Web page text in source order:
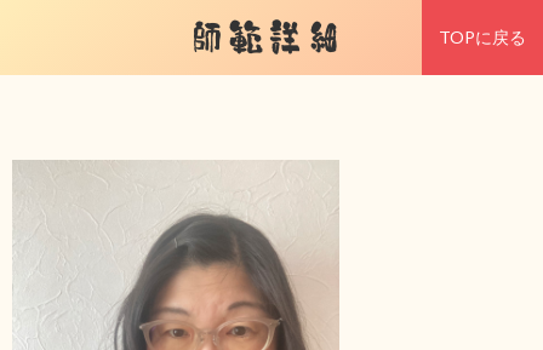
師範詳細 TOPに戻る